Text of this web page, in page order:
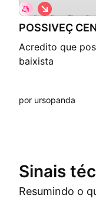
POSSIVEÇ
Acredito que
baixista
V
i
é
d
e
b
x
por ursopanda
Sinais
Resumindo o